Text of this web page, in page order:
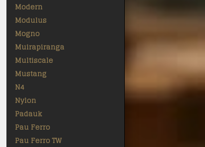
Modern
Modulus
Mogno
Muirapiranga
Multiscale
Mustang
N4
Nylon
Padauk
Pau Ferro
Pau Ferro TW